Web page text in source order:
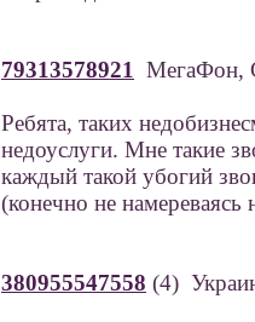
79313578921 МегаФон,
Ребята, таких
недоуслуги. Мне такие
каждый такой убогий
(конечно не
380955547558 (4)